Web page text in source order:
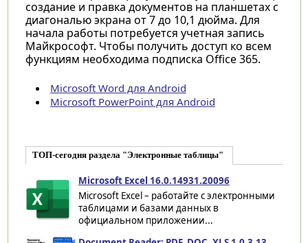
создание и правка документов на планшетах с
диагональю экрана от 7 до 10,1 дюйма. Для
начала работы потребуется учетная запись
Майкрософт. Чтобы получить доступ ко всем
функциям необходима подписка Office 365.
Microsoft Word для Android
Microsoft PowerPoint для Android
ТОП-сегодня раздела "Электронные таблицы"
Microsoft Excel 16.0.14931.20096
Microsoft Excel – работайте с электронными
таблицами и базами данных в
официальном приложении...